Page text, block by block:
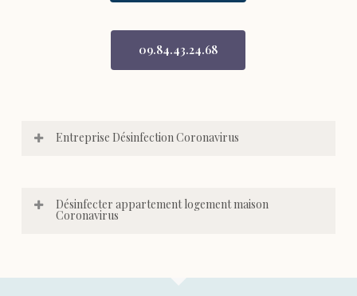
09.84.43.24.68
Entreprise Désinfection Coronavirus
Désinfecter appartement logement maison
Coronavirus